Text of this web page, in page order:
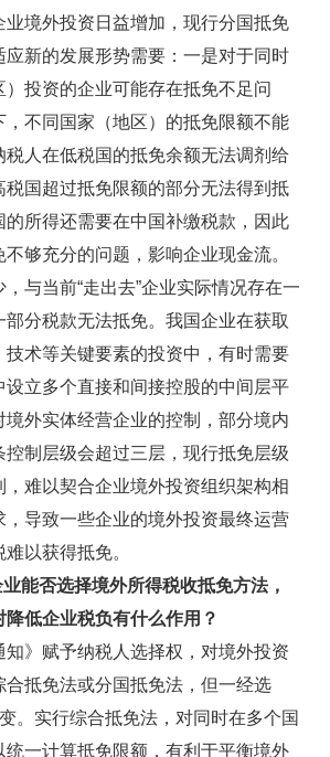
业境外投资日益增加，现行分国抵免
应新的发展形势需要：一是对于同时
投资的企业可能存在抵免不足问
，不同国家（地区）的抵免限额不能
税人在低税国的抵免余额无法调剂给
税国超过抵免限额的部分无法得到抵
的所得还需要在中国补缴税款，因此
够充分的问题，影响企业现金流。
与当前“走出去”企业实际情况存在一
部分税款无法抵免。我国企业在获取
技术等关键要素的投资中，有时需要
设立多个直接和间接控股的中间层平
境外实体经营企业的控制，部分境内
控制层级会超过三层，现行抵免层级
，难以契合企业境外投资组织架构相
，导致一些企业的境外投资最终运营
以获得抵免。
能否选择境外所得税收抵免方法，
低企业税负有什么作用？
赋予纳税人选择权，对境外投资
合抵免法或分国抵免法，但一经选
。实行综合抵免法，对同时在多个国
统一计算抵免限额，有利于平衡境外